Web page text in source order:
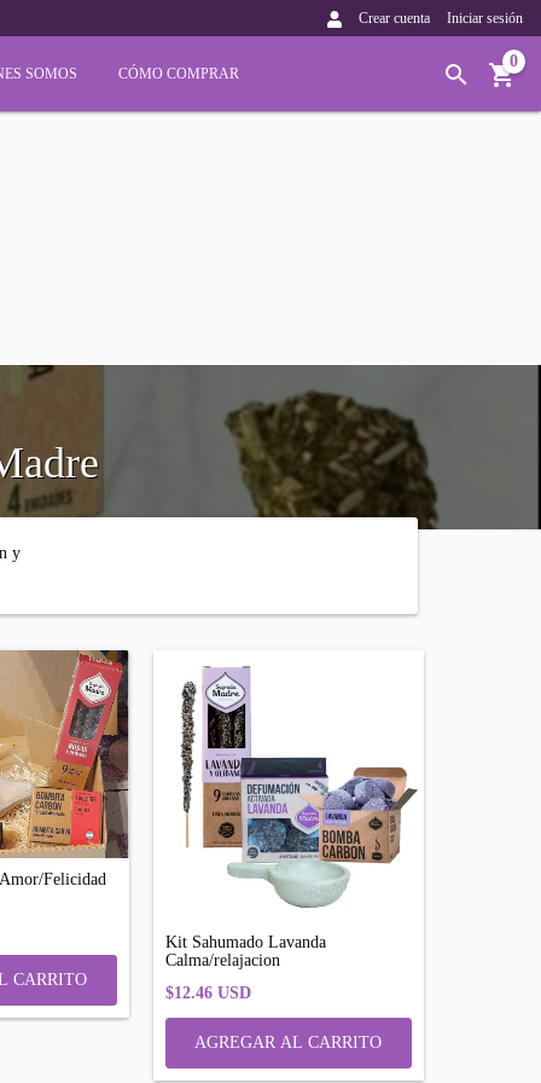
Crear cuenta Iniciar sesión
SOMOS CÓMO COMPRAR
0
y
Felicidad
Kit Sahumado Lavanda
Calma/relajacion
$12.46 USD